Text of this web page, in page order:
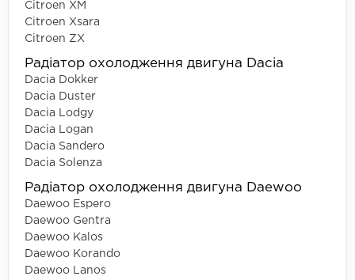
Citroen XM
Citroen Xsara
Citroen ZX
Радіатор охолодження двигуна Dacia
Dacia Dokker
Dacia Duster
Dacia Lodgy
Dacia Logan
Dacia Sandero
Dacia Solenza
Радіатор охолодження двигуна Daewoo
Daewoo Espero
Daewoo Gentra
Daewoo Kalos
Daewoo Korando
Daewoo Lanos